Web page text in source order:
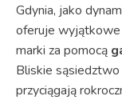
Gdynia, jako
oferuje wyjątkowe
marki za pomocą
Bliskie
przyciągają